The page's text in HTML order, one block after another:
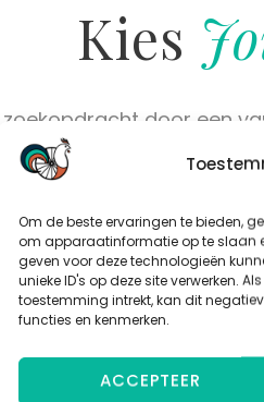
Om de beste ervaringen te bieden,
om apparaatinformatie op te slaan
geven voor deze technologieën
unieke ID's op deze site verwerken.
toestemming intrekt, kan dit
functies en kenmerken.
ACCEPTEER
Kies
zoekopdracht door een
Gematigd
6 Dagen 7